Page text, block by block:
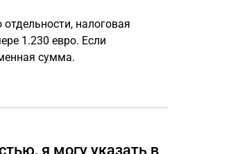
налоговая
1.230 евро. Если
сумма.
я могу указать в